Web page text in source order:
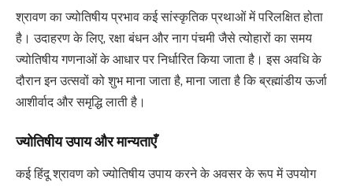
श्रावण का ज्योतिषीय प्रभाव कई सांस्कृतिक प्रथाओं में परिलक्षित होता
है। उदाहरण के लिए, रक्षा बंधन और नाग पंचमी जैसे त्योहारों का समय
ज्योतिषीय गणनाओं के आधार पर निर्धारित किया जाता है। इस अवधि के
दौरान इन उत्सवों को शुभ माना जाता है, माना जाता है कि ब्रह्मांडीय ऊर्जा
आशीर्वाद और समृद्धि लाती है।
ज्योतिषीय उपाय और मान्यताएँ
कई हिंदू श्रावण को ज्योतिषीय उपाय करने के अवसर के रूप में उपयोग